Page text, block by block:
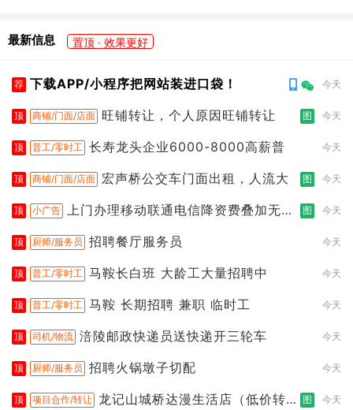
最新信息 置顶 · 效果更好
荐 下载APP/小程序把网站装进口袋！ 今天
顶 商铺/门面/店面 旺铺转让，个人原因旺铺转让 图 今天
顶 普工/零时工 长寿龙头企业6000-8000高薪普 今天
顶 商铺/门面/店面 宏声桥公交车门面出租，人流大 图 今天
顶 小广告 上门办理移动联通电信降资费叠加无限
图 今天
顶 厨师/服务员 招聘餐厅服务员 今天
顶 普工/零时工 马鞍长白班 大龄工大量招聘中 今天
顶 普工/零时工 马鞍 长期招聘 兼职 临时工 今天
顶 司机/物流 涪陵邮政快递员送快递开三轮车 今天
顶 厨师/服务员 招聘火锅墩子切配 今天
顶 项目合作/转让 龙记山城桥达漫生活店（低价转
图 今天